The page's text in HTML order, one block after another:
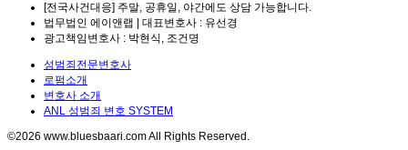
[전국사건대응] 주말, 공휴일, 야간에도 상담 가능합니다.
법무법인 에이앤랩 | 대표변호사 : 유선경
광고책임변호사 : 박현식, 조건명
성범죄전문변호사
로펌소개
변호사 소개
ANL 성범죄 변호 SYSTEM
©2026 www.bluesbaari.com All Rights Reserved.